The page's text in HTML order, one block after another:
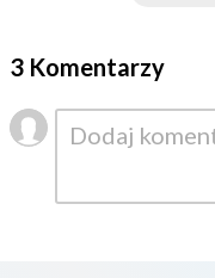
3 Komentarzy